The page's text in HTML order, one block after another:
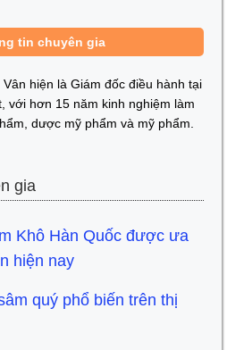
tin chuyên gia
hiện là Giám đốc điều hành tại
với hơn 15 năm kinh nghiệm làm
dược mỹ phẩm và mỹ phẩm.
gia
Khô Hàn Quốc được ưa
hiện nay
quý phổ biến trên thị